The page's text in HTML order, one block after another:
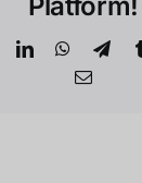
Platform!
LinkedIn
Email